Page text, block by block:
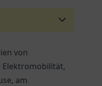
von
Elektromobilität,
am